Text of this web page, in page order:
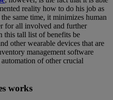
reality how to do his job as
same time, it minimizes human
for all involved and further
this tall list of benefits be
other wearable devices that are
management software
automation of other crucial
works